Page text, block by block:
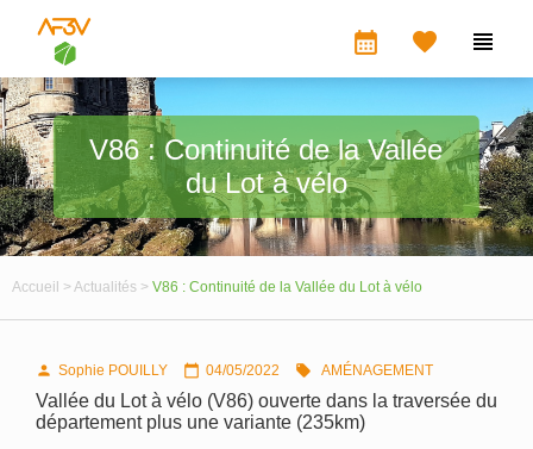
calendar_month  
V86 : Continuité de la Vallée
du Lot à vélo
Accueil > Actualités > V86 : Continuité de la Vallée du Lot à vélo
 Sophie POUILLY  04/05/2022  AMÉNAGEMENT
Vallée du Lot à vélo (V86) ouverte dans la traversée du
département plus une variante (235km)